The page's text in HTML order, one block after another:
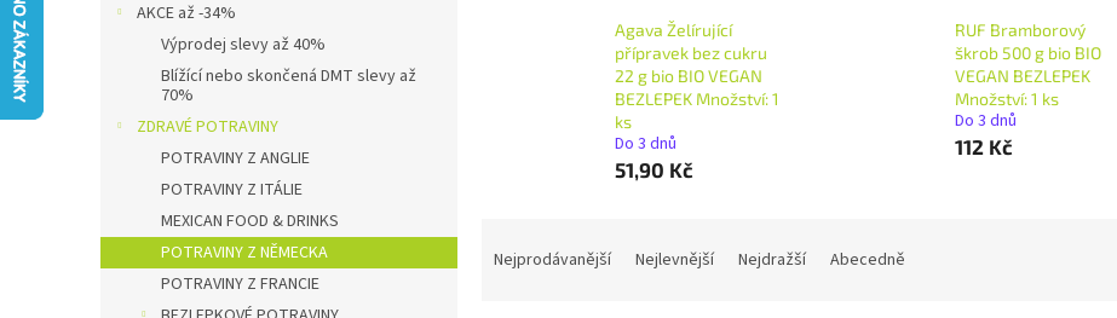
l
AKCE až -34%
Výprodej slevy až 40%
Blížící nebo skončená DMT slevy až
70%
ZDRAVÉ POTRAVINY
POTRAVINY Z ANGLIE
POTRAVINY Z ITÁLIE
MEXICAN FOOD & DRINKS
POTRAVINY Z NĚMECKA
POTRAVINY Z FRANCIE
Agava Želírující
přípravek bez cukru
22 g bio BIO VEGAN
BEZLEPEK Množství: 1
ks
Do 3 dnů
51,90 Kč
RUF Bramborový
škrob 500 g bio BIO
VEGAN BEZLEPEK
Množství: 1 ks
Do 3 dnů
112 Kč
Nejprodávanější Nejlevnější Nejdražší Abecedně